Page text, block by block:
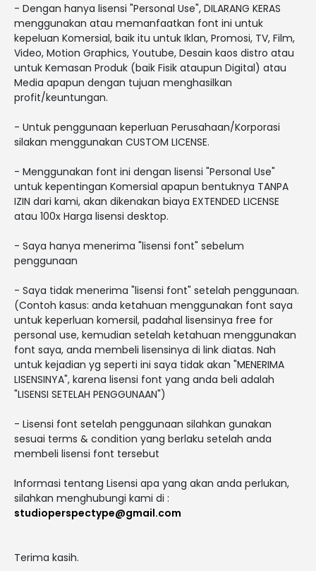
- Dengan hanya lisensi "Personal Use", DILARANG KERAS
menggunakan atau memanfaatkan font ini untuk
kepeluan Komersial, baik itu untuk Iklan, Promosi, TV, Film,
Video, Motion Graphics, Youtube, Desain kaos distro atau
untuk Kemasan Produk (baik Fisik ataupun Digital) atau
Media apapun dengan tujuan menghasilkan
profit/keuntungan.
- Untuk penggunaan keperluan Perusahaan/Korporasi
silakan menggunakan CUSTOM LICENSE.
- Menggunakan font ini dengan lisensi "Personal Use"
untuk kepentingan Komersial apapun bentuknya TANPA
IZIN dari kami, akan dikenakan biaya EXTENDED LICENSE
atau 100x Harga lisensi desktop.
- Saya hanya menerima "lisensi font" sebelum
penggunaan
- Saya tidak menerima "lisensi font" setelah penggunaan.
(Contoh kasus: anda ketahuan menggunakan font saya
untuk keperluan komersil, padahal lisensinya free for
personal use, kemudian setelah ketahuan menggunakan
font saya, anda membeli lisensinya di link diatas. Nah
untuk kejadian yg seperti ini saya tidak akan "MENERIMA
LISENSINYA", karena lisensi font yang anda beli adalah
"LISENSI SETELAH PENGGUNAAN")
- Lisensi font setelah penggunaan silahkan gunakan
sesuai terms & condition yang berlaku setelah anda
membeli lisensi font tersebut
Informasi tentang Lisensi apa yang akan anda perlukan,
silahkan menghubungi kami di :
studioperspectype@gmail.com
Terima kasih.